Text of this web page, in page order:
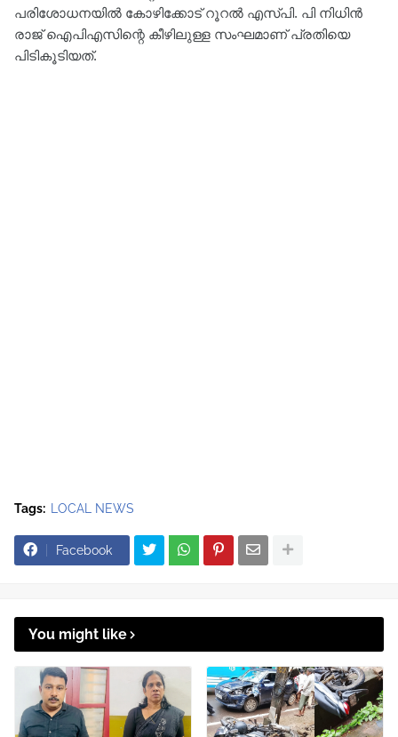
പരിശോധനയിൽ കോഴിക്കോട് റൂറൽ എസ്പി. പി നിധിൻ
രാജ് ഐപിഎസിന്റെ കീഴിലുള്ള സംഘമാണ് പ്രതിയെ
പിടികൂടിയത്.
Tags: LOCAL NEWS
Facebook
You might like